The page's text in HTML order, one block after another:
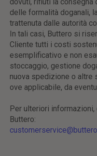
delle formalità doganali,
trattenuta dalle autorità
In tali casi, Buttero si
Cliente tutti i costi
esemplificativo e non
stoccaggio, gestione
nuova spedizione o altre
ove applicabile, da
Per ulteriori
Buttero: